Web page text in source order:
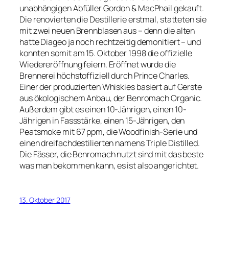
unabhängigen Abfüller Gordon & MacPhail gekauft.
Die renovierten die Destillerie erstmal, statteten sie
mit zwei neuen Brennblasen aus – denn die alten
hatte Diageo ja noch rechtzeitig demonitiert – und
konnten somit am 15. Oktober 1998 die offizielle
Wiedereröffnung feiern. Eröffnet wurde die
Brennerei höchstoffiziell durch Prince Charles.
Einer der produzierten Whiskies basiert auf Gerste
aus ökologischem Anbau, der Benromach Organic.
Außerdem gibt es einen 10-Jährigen, einen 10-
Jährigen in Fassstärke, einen 15-Jährigen, den
Peatsmoke mit 67 ppm, die Woodfinish-Serie und
einen dreifachdestilierten namens Triple Distilled.
Die Fässer, die Benromach nutzt sind mit das beste
was man bekommen kann, es ist also angerichtet.
13. Oktober 2017